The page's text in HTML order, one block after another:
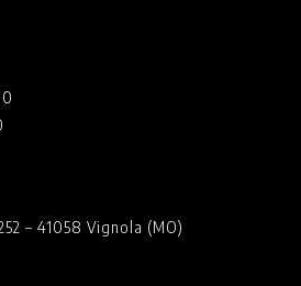
– 41058 Vignola (MO)